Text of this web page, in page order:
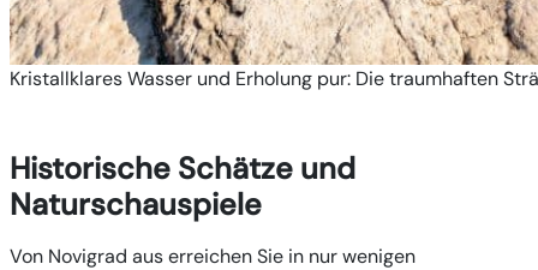
Kristallklares Wasser und Erholung pur: Die traumhaften
Historische Schätze und
Naturschauspiele
Von Novigrad aus erreichen Sie in nur wenigen